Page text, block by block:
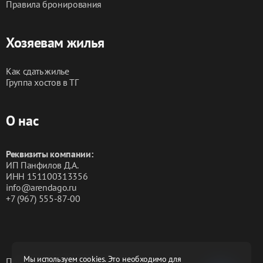
Мы используем cookies. Это необходимо для
Правила бронирования
Хозяевам жилья
Как сдать жилье
Группа хостов в ТГ
О нас
Реквизиты компании:
ИП Панфилов Д.А.
ИНН 151100313356
info@arendago.ru
+7 (967) 555-87-00